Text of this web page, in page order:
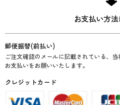
お支払い方
郵便振替(前払い)
ご注文確認のメールに記載されている、
お支払いをお願いいたします。
クレジットカード